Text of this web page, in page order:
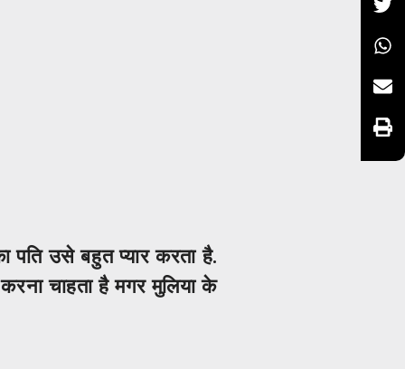
उसे बहुत प्यार करता है.
चाहता है मगर मुलिया के